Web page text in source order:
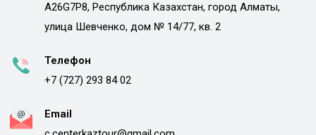
A26G7P8, Республика Казахстан, город Алматы,
улица Шевченко, дом № 14/77, кв. 2
Телефон
+7 (727) 293 84 02
Email